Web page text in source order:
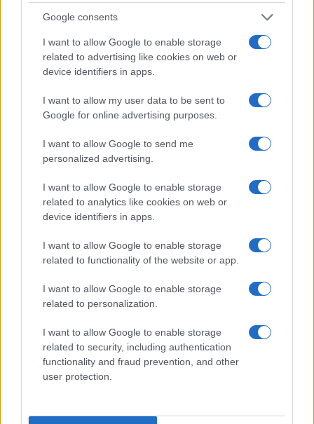
Google consents
I want to allow Google to enable storage
related to advertising like cookies on web or
device identifiers in apps.
I want to allow my user data to be sent to
Google for online advertising purposes.
I want to allow Google to send me
personalized advertising.
I want to allow Google to enable storage
related to analytics like cookies on web or
device identifiers in apps.
I want to allow Google to enable storage
related to functionality of the website or app.
I want to allow Google to enable storage
related to personalization.
I want to allow Google to enable storage
related to security, including authentication
functionality and fraud prevention, and other
user protection.
raccolto fondi per inviarli non tanto alla
passando dalla Turchia, siano arrivate ad
associazioni “appartenenti, controllate o
“contribuire consapevolmente all’attività
dell’organizzazione terroristica nella componente
civile e in quella militare”. Secondo gli
investigatori, il 71% delle donazioni raccolte
sarebbero finite nelle mani dei jihadisti della
Striscia di Gaza. Tra gli scopi, scrive la Gip
genoveseSilvia Carpanini
provvedere al sostentamento dei familiari di
persone coinvolte in attentati terroristici o di
l’intento di un numero indeterminato di
componenti di Hamas di aderire alla strategia
terroristica e al programma criminoso del gruppo,
anche compiendo attentati suicidi”.
Tra domani e dopodomani si terranno gli